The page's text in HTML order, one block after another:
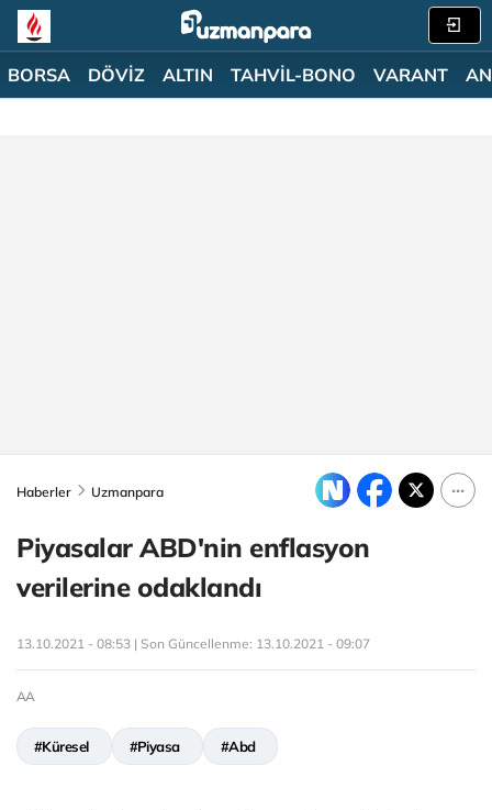
BORSA DÖVİZ ALTIN TAHVİL-BONO VARANT
Haberler Uzmanpara
Piyasalar ABD'nin enflasyon
verilerine odaklandı
13.10.2021 - 08:53 | Son Güncellenme: 13.10.2021 - 09:07
AA
#Küresel #Piyasa #Abd